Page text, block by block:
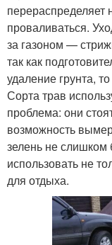
перераспределяет
проваливаться.
за газоном —
так как
удаление грунта,
Сорта трав
проблема: они
возможность
зелень не
использовать не
для отдыха.